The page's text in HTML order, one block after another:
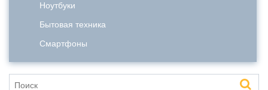
Ноутбуки
Бытовая техника
Смартфоны